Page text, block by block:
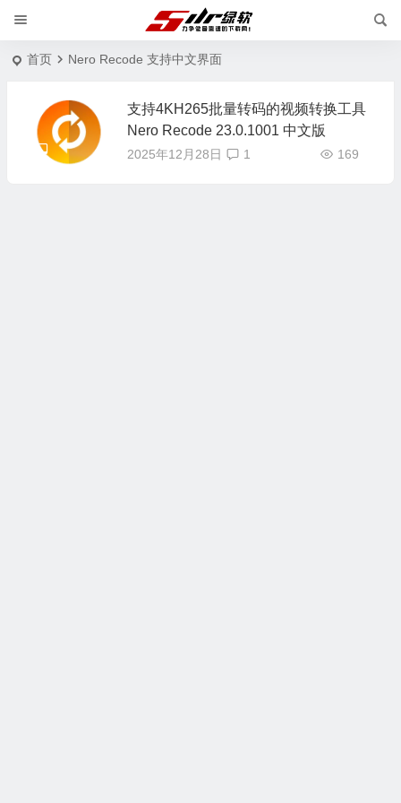
首页 Nero Recode 支持中文界面
支持4KH265批量转码的视频转换工具
Nero Recode 23.0.1001 中文版
2025年12月28日 169
1